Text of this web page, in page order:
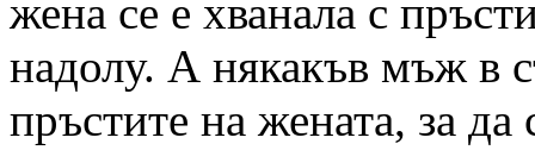
жена се е хванала с
надолу. А някакъв мъж в
пръстите на жената, за